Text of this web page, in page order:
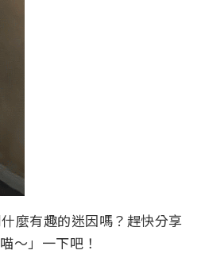
麼有趣的迷因嗎？趕快分享
～」一下吧！